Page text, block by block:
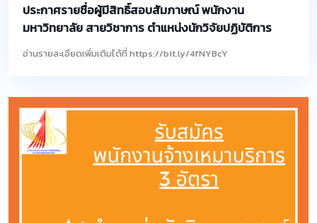
ประกาศรายชื่อผู้มีสิทธิ์สอบสัมภาษณ์ พนักงาน
มหาวิทยาลัย สายวิชาการ ตำแหน่งนักวิจัยปฏิบัติการ
อ่านรายละเอียดเพิ่มเติมได้ที่ https://bit.ly/4fNYBcY